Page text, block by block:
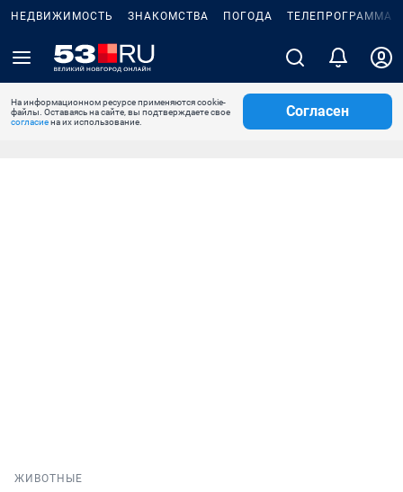
НЕДВИЖИМОСТЬ ЗНАКОМСТВА ПОГОДА ТЕЛЕПРОГРАММА
На информационном ресурсе применяются cookie-
файлы. Оставаясь на сайте, вы подтверждаете свое
согласиена их использование.
Согласен
ЖИВОТНЫЕ